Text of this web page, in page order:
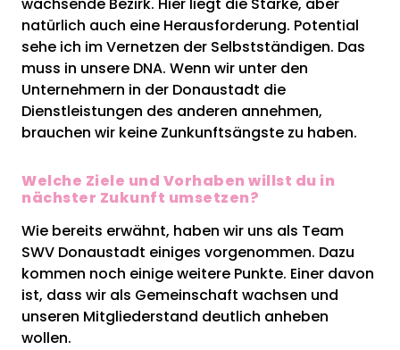
wachsende Bezirk. Hier liegt die Stärke, aber
natürlich auch eine Herausforderung. Potential
sehe ich im Vernetzen der Selbstständigen. Das
muss in unsere DNA. Wenn wir unter den
Unternehmern in der Donaustadt die
Dienstleistungen des anderen annehmen,
brauchen wir keine Zunkunftsängste zu haben.
Welche Ziele und Vorhaben willst du in
nächster Zukunft umsetzen?
Wie bereits erwähnt, haben wir uns als Team
SWV Donaustadt einiges vorgenommen. Dazu
kommen noch einige weitere Punkte. Einer davon
ist, dass wir als Gemeinschaft wachsen und
unseren Mitgliederstand deutlich anheben
wollen.